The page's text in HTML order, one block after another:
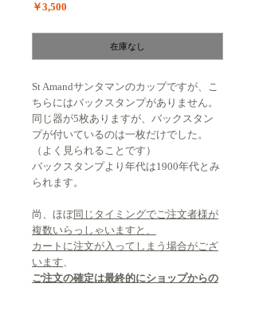
￥3,500
在庫なし
St Amandサンタマンのカップですが、こ
ちらにはバックスタンプがありません。
同じ器が5枚ありますが、バックスタン
プが付いているのは一枚だけでした。
（よく見られることです）
バックスタンプより年代は1900年代とみ
られます。
尚、ほぼ同じタイミングでご注文者様が
複数いらっしゃいますと、
カートに注文が入ってしまう場合がござ
います、
ご注文の確定は最終的にショップからの